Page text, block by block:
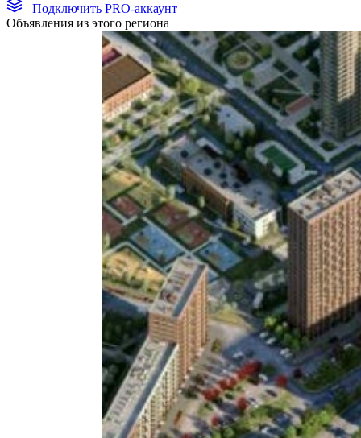
Подключить PRO-аккаунт
Объявления из этого региона